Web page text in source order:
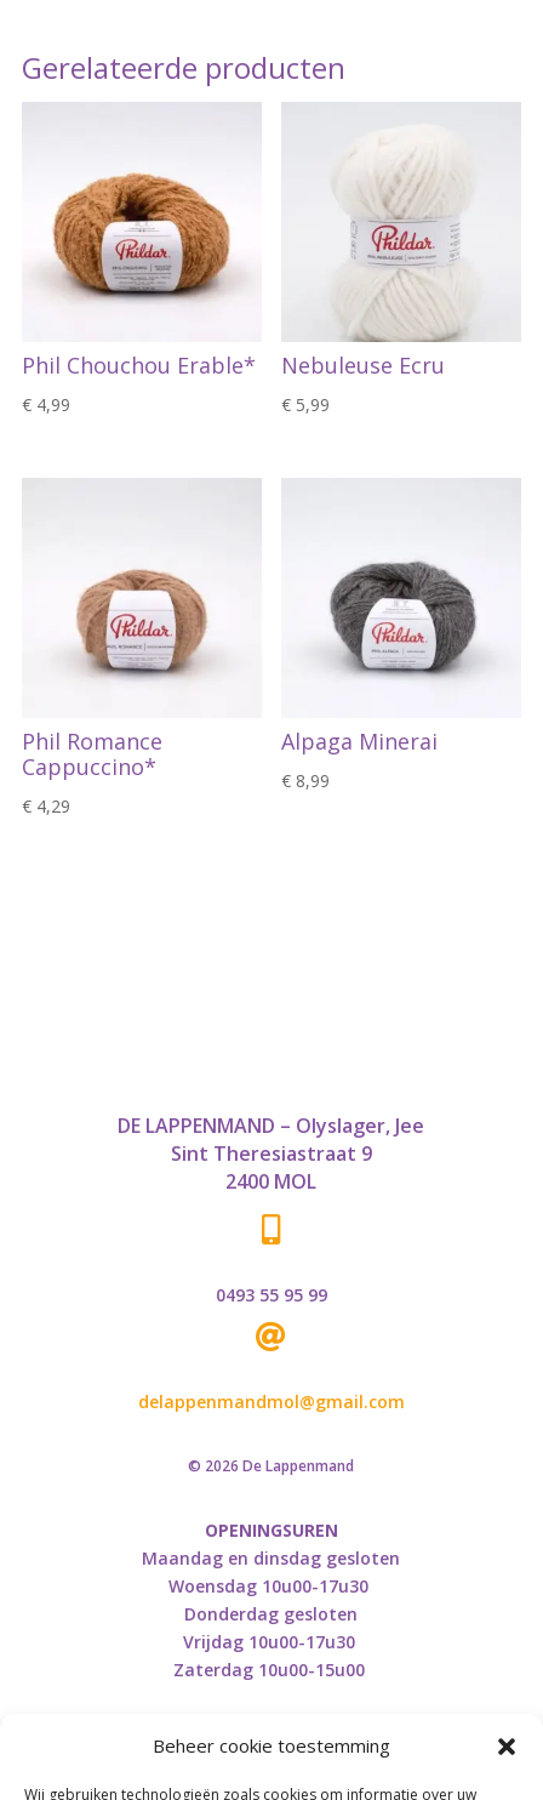
Beheer cookie toestemming
Wij gebruiken technologieën zoals cookies om informatie over uw
Gerelateerde producten
Phil Chouchou Erable*
€4,99
Nebuleuse Ecru
€ 5,99
Phil Romance
Cappuccino*
€4,29
Alpaga Minerai
€ 8,99
DE LAPPENMAND – Olyslager, Jee
Sint Theresiastraat 9
2400 MOL

0493 55 95 99

delappenmandmol@gmail.com
© 2026 De Lappenmand
OPENINGSUREN
Maandag en dinsdag gesloten
Woensdag 10u00-17u30
Donderdag gesloten
Vrijdag 10u00-17u30
Zaterdag 10u00-15u00